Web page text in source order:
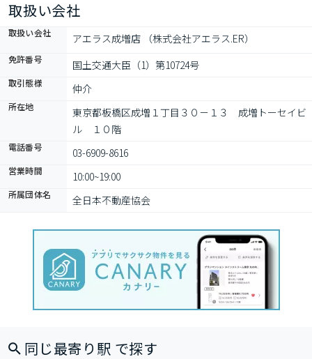
取扱い会社
取扱い会社 アエラス成増店 （株式会社アエラス.ER）
免許番号 国土交通大臣（1）第10724号
取引態様 仲介
所在地
東京都板橋区成増１丁目３０－１３　成増トーセイビ
ル　１０階
電話番号 03-6909-8616
営業時間 10:00~19:00
所属団体名 全日本不動産協会
同じ最寄り駅 で探す